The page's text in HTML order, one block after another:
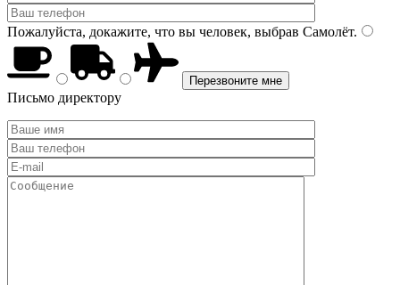
Пожалуйста, докажите, что вы человек, выбрав Самолёт.
Письмо директору